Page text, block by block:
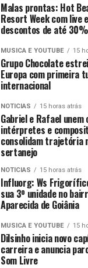
Malas prontas: Hot
Resort Week com live
descontos de até 30%
MUSICA E YOUTUBE 15
Grupo Chocolate
Europa com primeira
internacional
NOTICIAS 15 horas atrás
Gabriel e Rafael
intérpretes e
consolidam trajetória
sertanejo
NOTICIAS 15 horas atrás
Influorg: Ws
sua 3º unidade no
Aparecida de Goiânia
MUSICA E YOUTUBE 15
Dilsinho inicia novo
carreira e anuncia
Som Livre